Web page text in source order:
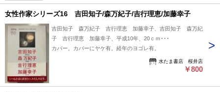
女性作家シリーズ16 吉田知子/森万紀子/吉行理恵/加藤幸子
吉田知子 森万紀子 吉行理恵 加藤幸子、吉田知子 森万紀
子 吉行理恵 加藤幸子、平成10年、20ｃｍ･･･
カバー。カバーにヤケ有。経年のヨゴレ有。
水たま書店 桜井店
￥800